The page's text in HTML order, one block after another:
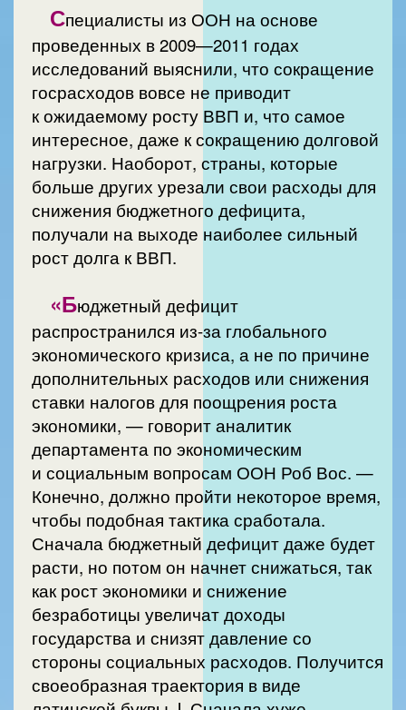
Специалисты из ООН на основе
проведенных в 2009—2011 годах
исследований выяснили, что сокращение
госрасходов вовсе не приводит
к ожидаемому росту ВВП и, что самое
интересное, даже к сокращению долговой
нагрузки. Наоборот, страны, которые
больше других урезали свои расходы для
снижения бюджетного дефицита,
получали на выходе наиболее сильный
рост долга к ВВП.
«Бюджетный дефицит
распространился из-за глобального
экономического кризиса, а не по причине
дополнительных расходов или снижения
ставки налогов для поощрения роста
экономики, — говорит аналитик
департамента по экономическим
и социальным вопросам ООН Роб Вос. —
Конечно, должно пройти некоторое время,
чтобы подобная тактика сработала.
Сначала бюджетный дефицит даже будет
расти, но потом он начнет снижаться, так
как рост экономики и снижение
безработицы увеличат доходы
государства и снизят давление со
стороны социальных расходов. Получится
своеобразная траектория в виде